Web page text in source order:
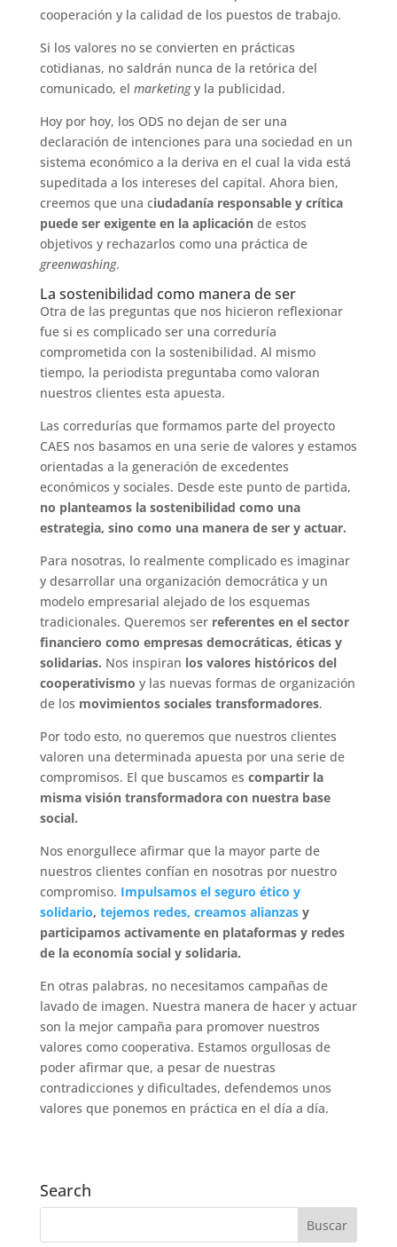
cooperación y la calidad de los puestos de trabajo.
Si los valores no se convierten en prácticas
cotidianas, no saldrán nunca de la retórica del
comunicado, el marketingy la publicidad.
Hoy por hoy, los ODS no dejan de ser una
declaración de intenciones para una sociedad en un
sistema económico a la deriva en el cual la vida está
supeditada a los intereses del capital. Ahora bien,
creemos que una ciudadanía responsable y crítica
puede ser exigente en la aplicaciónde estos
objetivos y rechazarlos como una práctica de
greenwashing.
La sostenibilidad como manera de ser
Otra de las preguntas que nos hicieron reflexionar
fue si es complicado ser una correduría
comprometida con la sostenibilidad. Al mismo
tiempo, la periodista preguntaba como valoran
nuestros clientes esta apuesta.
Las corredurías que formamos parte del proyecto
CAES nos basamos en una serie de valores y estamos
orientadas a la generación de excedentes
económicos y sociales. Desde este punto de partida,
no planteamos la sostenibilidad como una
estrategia, sino como una manera de ser y actuar.
Para nosotras, lo realmente complicado es imaginar
y desarrollar una organización democrática y un
modelo empresarial alejado de los esquemas
tradicionales. Queremos ser referentes en el sector
financiero como empresas democráticas, éticas y
solidarias. Nos inspiran los valores históricos del
cooperativismo y las nuevas formas de organización
de los movimientos sociales transformadores.
Por todo esto, no queremos que nuestros clientes
valoren una determinada apuesta por una serie de
compromisos. El que buscamos es compartir la
misma visión transformadora con nuestra base
social.
Nos enorgullece afirmar que la mayor parte de
nuestros clientes confían en nosotras por nuestro
compromiso. Impulsamos el seguro ético y
solidario, tejemos redes, creamos alianzasy
participamos activamente en plataformas y redes
de la economía social y solidaria.
En otras palabras, no necesitamos campañas de
lavado de imagen. Nuestra manera de hacer y actuar
son la mejor campaña para promover nuestros
valores como cooperativa. Estamos orgullosas de
poder afirmar que, a pesar de nuestras
contradicciones y dificultades, defendemos unos
valores que ponemos en práctica en el día a día.
Search